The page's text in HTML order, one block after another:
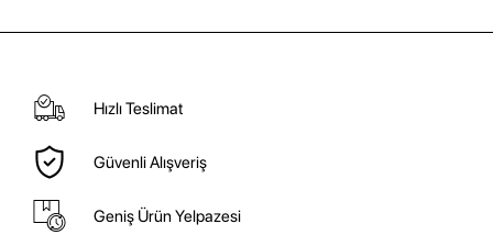
Hızlı Teslimat
Güvenli Alışveriş
Geniş Ürün Yelpazesi